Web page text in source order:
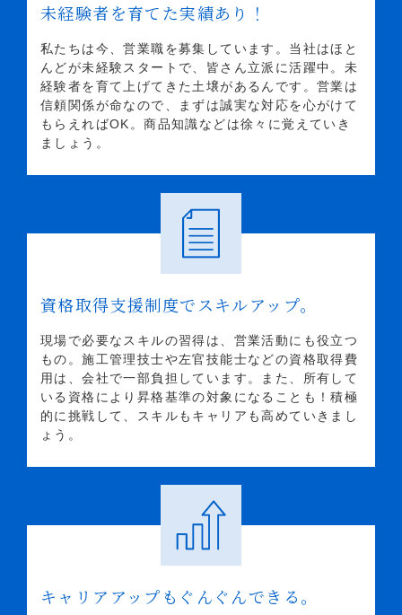
未経験者を育てた実績あり！
私たちは今、営業職を募集しています。当社はほと
んどが未経験スタートで、皆さん立派に活躍中。未
経験者を育て上げてきた土壌があるんです。営業は
信頼関係が命なので、まずは誠実な対応を心がけて
もらえればOK。商品知識などは徐々に覚えていき
ましょう。
資格取得支援制度でスキルアップ。
現場で必要なスキルの習得は、営業活動にも役立つ
もの。施工管理技士や左官技能士などの資格取得費
用は、会社で一部負担しています。また、所有して
いる資格により昇格基準の対象になることも！積極
的に挑戦して、スキルもキャリアも高めていきまし
ょう。
キャリアアップもぐんぐんできる。